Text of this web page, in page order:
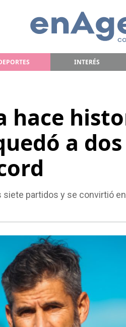
INTERÉS
hace
a
siete partidos y se convirtió